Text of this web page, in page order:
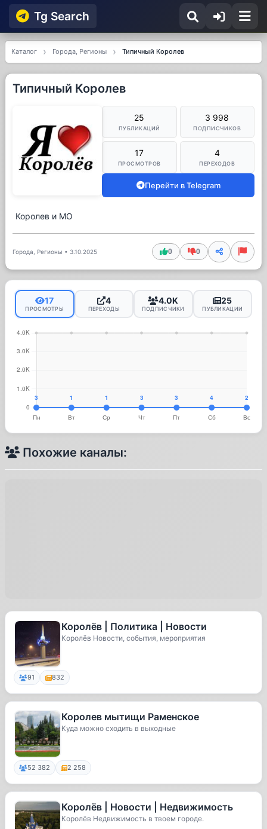
Tg Searсh
Каталог Города, Регионы Типичный Королев
Типичный Королев
25
ПУБЛИКАЦИЙ
3 998
ПОДПИСЧИКОВ
17
ПРОСМОТРОВ
4
ПЕРЕХОДОВ
Перейти в Telegram
Королев и МО
Города, Регионы • 3.10.2025 0 0
17
ПРОСМОТРЫ
4
ПЕРЕХОДЫ
4.0K
ПОДПИСЧИКИ
25
ПУБЛИКАЦИИ
Похожие каналы:
Королёв | Политика | Новости
Королёв Новости, события, мероприятия
91 832
Королев мытищи Раменское
Куда можно сходить в выходные
52 382 2 258
Королёв | Новости | Недвижимость
Королёв Недвижимость в твоем городе.